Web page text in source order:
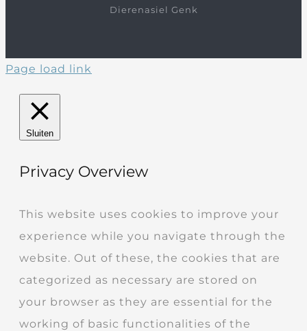
Dierenasiel Genk
Page load link
Sluiten
Privacy Overview
This website uses cookies to improve your
experience while you navigate through the
website. Out of these, the cookies that are
categorized as necessary are stored on
your browser as they are essential for the
working of basic functionalities of the